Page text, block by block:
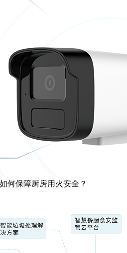
何保障厨房用火安全？